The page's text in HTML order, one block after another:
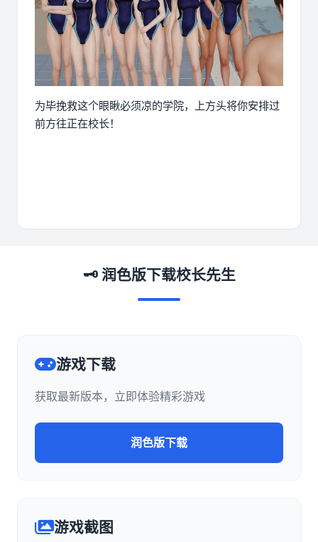
为毕挽救这个眼瞅必须凉的学院，上方头将你安排过
前方往正在校长！
🗝️ 润色版下载校长先生
游戏下载
获取最新版本，立即体验精彩游戏
润色版下载
游戏截图